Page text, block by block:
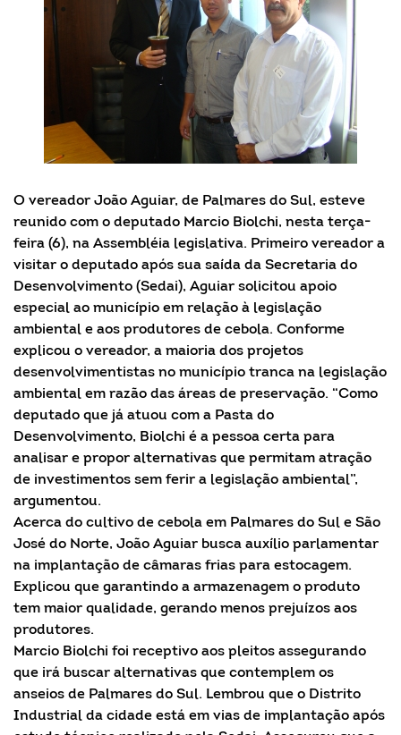
O vereador João Aguiar, de Palmares do Sul, esteve
reunido com o deputado Marcio Biolchi, nesta terça-
feira (6), na Assembléia legislativa. Primeiro vereador a
visitar o deputado após sua saída da Secretaria do
Desenvolvimento (Sedai), Aguiar solicitou apoio
especial ao município em relação à legislação
ambiental e aos produtores de cebola. Conforme
explicou o vereador, a maioria dos projetos
desenvolvimentistas no município tranca na legislação
ambiental em razão das áreas de preservação. “Como
deputado que já atuou com a Pasta do
Desenvolvimento, Biolchi é a pessoa certa para
analisar e propor alternativas que permitam atração
de investimentos sem ferir a legislação ambiental”,
argumentou.
Acerca do cultivo de cebola em Palmares do Sul e São
José do Norte, João Aguiar busca auxílio parlamentar
na implantação de câmaras frias para estocagem.
Explicou que garantindo a armazenagem o produto
tem maior qualidade, gerando menos prejuízos aos
produtores.
Marcio Biolchi foi receptivo aos pleitos assegurando
que irá buscar alternativas que contemplem os
anseios de Palmares do Sul. Lembrou que o Distrito
Industrial da cidade está em vias de implantação após